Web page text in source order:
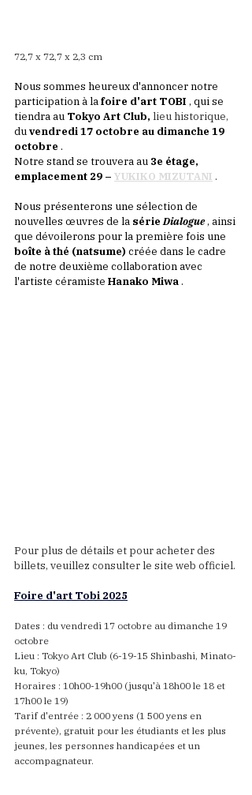
72,7 x 72,7 x 2,3 cm
Nous sommes heureux d'annoncer notre
participation à lafoire d'art TOBI , qui se
tiendra au Tokyo Art Club, lieu historique,
duvendredi 17 octobre au dimanche 19
octobre .
Notre stand se trouvera au 3e étage,
emplacement 29 – YUKIKO MIZUTANI .
Nous présenterons une sélection de
nouvelles œuvres de la série Dialogue, ainsi
que dévoilerons pour la première fois une
boîte à thé (natsume) créée dans le cadre
de notre deuxième collaboration avec
l'artiste céramiste Hanako Miwa .
Pour plus de détails et pour acheter des
billets, veuillez consulter le site web officiel.
Foire d'art Tobi 2025
Dates : du vendredi 17 octobre au dimanche 19
octobre
Lieu : Tokyo Art Club (6-19-15 Shinbashi, Minato-
ku, Tokyo)
Horaires : 10h00-19h00 (jusqu'à 18h00 le 18 et
17h00 le 19)
Tarif d'entrée : 2 000 yens (1 500 yens en
prévente), gratuit pour les étudiants et les plus
jeunes, les personnes handicapées et un
accompagnateur.